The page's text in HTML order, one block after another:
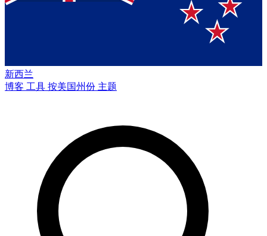
新西兰
博客 工具 按美国州份 主题